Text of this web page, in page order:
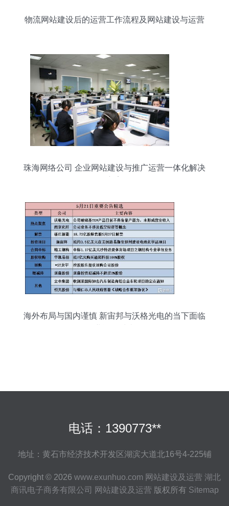
物流网站建设后的运营工作流程及网站建设与运营
珠海网络公司 企业网站建设与推广运营一体化解决
海外布局与国内谨慎 新宙邦与沃格光电的当下面临
电话：1390773**
地址：黄石市经济技术开发区湖滨大道北16号4-225铺
Copyright © 2026 www.exunhuo.com 网站建设及运营 湖北
商讯电子商务有限公司
网站建设及运营 版权所有 Sitemap